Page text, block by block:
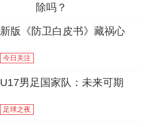
除吗？
新版《防卫白皮书》藏祸心
今日关注
U17男足国家队：未来可期
足球之夜